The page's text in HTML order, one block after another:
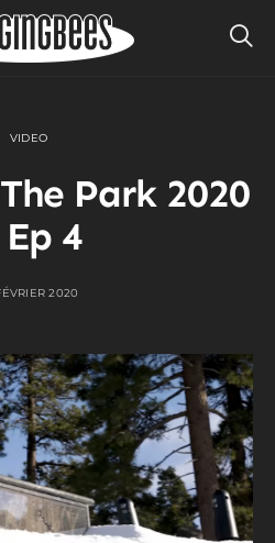
VIDEO
Park 2020
4
2020